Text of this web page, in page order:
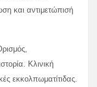
και αντιμετώπισή
Κλινική
εκκολπωματίτιδας.